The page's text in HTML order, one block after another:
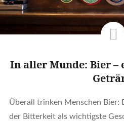
In aller Munde: Bier
Überall trinken Menschen Bier:
der Bitterkeit als wichtigste